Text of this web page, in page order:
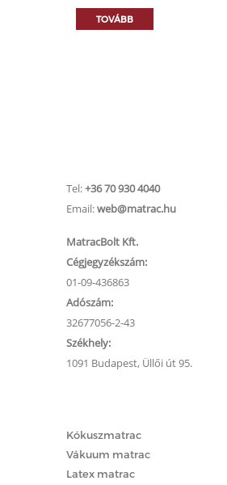
TOVÁBB
Tel:+36 70 930 4040
Email:web@matrac.hu
MatracBolt Kft.
Cégjegyzékszám:
01-09-436863
Adószám:
32677056-2-43
Székhely:
1091 Budapest, Üllői út 95.
Kókuszmatrac
Vákuum matrac
Latex matrac